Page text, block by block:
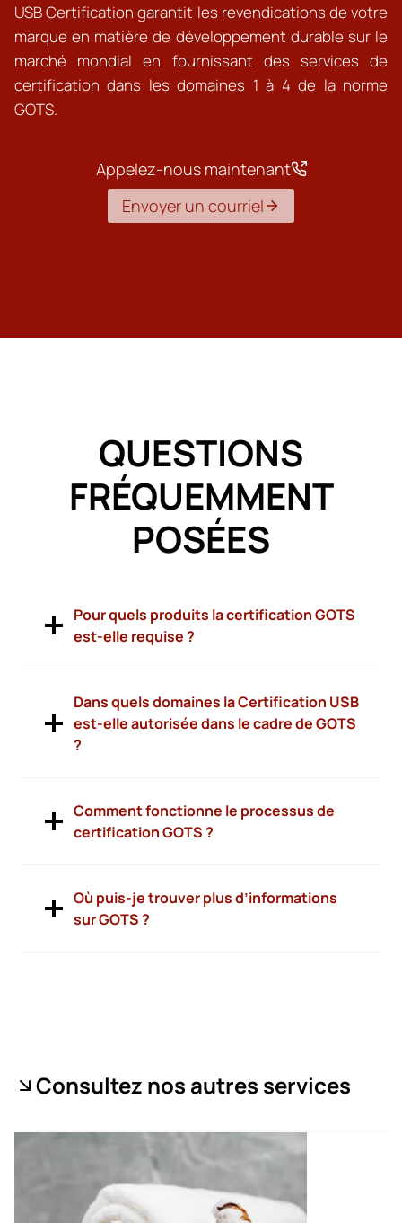
USB Certification garantit les revendications de votre
marque en matière de développement durable sur le
marché mondial en fournissant des services de
certification dans les domaines 1 à 4 de la norme
GOTS.
Appelez-nous maintenant
Envoyer un courriel
QUESTIONS
FRÉQUEMMENT
POSÉES
Pour quels produits la certification GOTS
est-elle requise ?
Dans quels domaines la Certification USB
est-elle autorisée dans le cadre de GOTS
?
Comment fonctionne le processus de
certification GOTS ?
Où puis-je trouver plus d’informations
sur GOTS ?
Consultez nos autres services